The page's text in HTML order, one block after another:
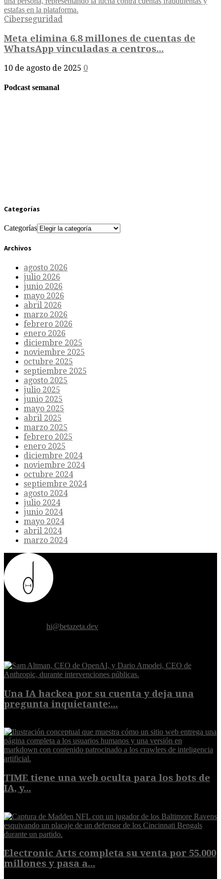
Ciberseguridad
Meta elimina 6.8 millones de cuentas de
WhatsApp vinculadas a centros...
10 de agosto de 2025 0
Podcast semanal
Categorías
Categorías
Archivos
agosto 2026
julio 2026
junio 2026
mayo 2026
abril 2026
marzo 2026
febrero 2026
enero 2026
diciembre 2025
noviembre 2025
octubre 2025
septiembre 2025
agosto 2025
julio 2025
junio 2025
mayo 2025
abril 2025
marzo 2025
febrero 2025
enero 2025
diciembre 2024
noviembre 2024
octubre 2024
septiembre 2024
agosto 2024
julio 2024
junio 2024
mayo 2024
abril 2024
marzo 2024
hi@betazeta.dev
Una IA hackea por su cuenta y deja una
pregunta inquietante:...
TIME tiene una web oculta para los bots de
IA, y...
Electronic Arts completa su venta por 55.000
millones y pasa a...